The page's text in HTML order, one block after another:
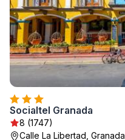
Socialtel Granada
8 (1747)
Calle La Libertad, Granada